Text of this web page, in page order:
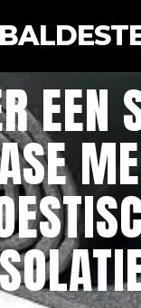
EEN